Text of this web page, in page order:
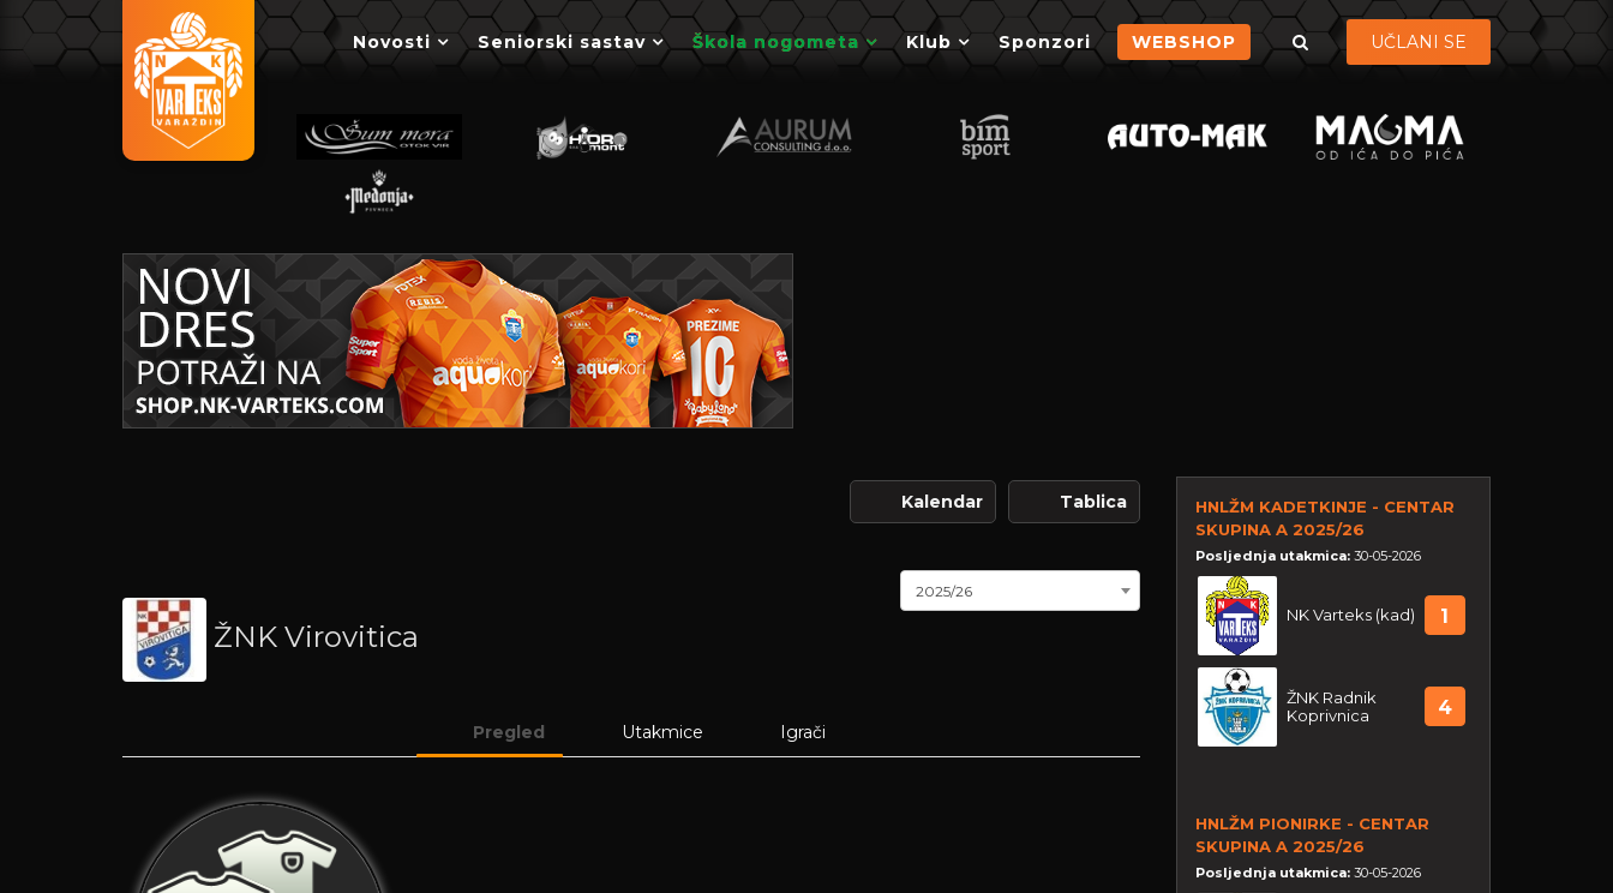
Novosti Seniorski sastav Škola nogometa Klub Sponzori WEBSHOP UČLANI SE
Kalendar Tablica
2025/26
ŽNK Virovitica
Pregled Utakmice Igrači
HNLŽM KADETKINJE - CENTAR
SKUPINA A 2025/26
Posljednja utakmica: 30-05-2026
NK Varteks (kad) 1
ŽNK Radnik
Koprivnica
4
HNLŽM PIONIRKE - CENTAR
SKUPINA A 2025/26
Posljednja utakmica: 30-05-2026